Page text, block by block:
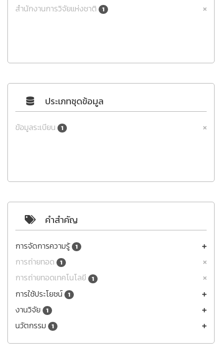
สำนักงานการวิจัยแห่งชาติ 1
ประเภทชุดข้อมูล
ข้อมูลระเบียน 1
คำสำคัญ
การจัดการความรู้ 1
การถ่ายทอด 1
การถ่ายทอดเทคโนโลยี 1
การใช้ประโยชน์ 1
งานวิจัย 1
นวัตกรรม 1